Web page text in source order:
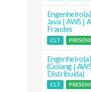
Java | AWS |
Fraudes
CLT
(Golang |
Distribuída)
CLT